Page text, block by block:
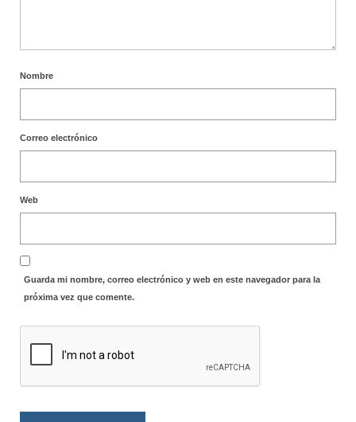
Nombre
Correo electrónico
Web
Guarda mi nombre, correo electrónico y web en este navegador para la
próxima vez que comente.